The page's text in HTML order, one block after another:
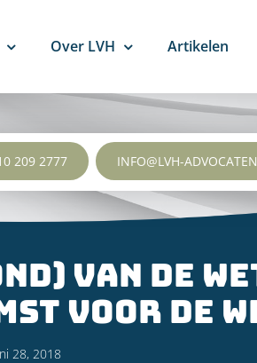
209 2777 INFO@LVH-
Over LVH Artikelen
van de
voor de
28, 2018